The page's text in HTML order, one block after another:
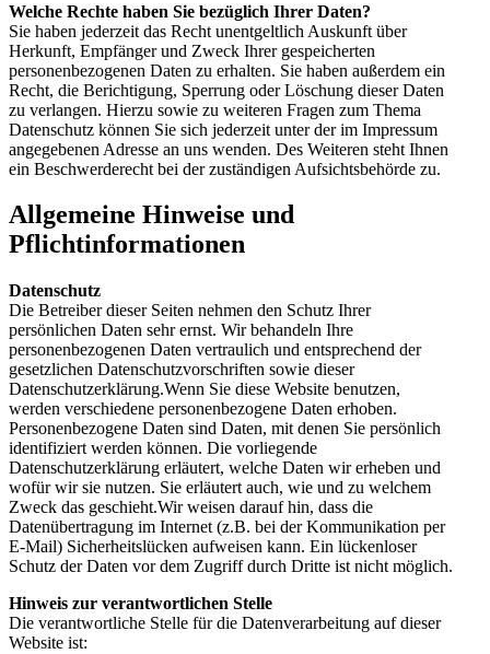
Welche Rechte haben Sie bezüglich Ihrer Daten?
Sie haben jederzeit das Recht unentgeltlich Auskunft über
Herkunft, Empfänger und Zweck Ihrer gespeicherten
personenbezogenen Daten zu erhalten. Sie haben außerdem ein
Recht, die Berichtigung, Sperrung oder Löschung dieser Daten
zu verlangen. Hierzu sowie zu weiteren Fragen zum Thema
Datenschutz können Sie sich jederzeit unter der im Impressum
angegebenen Adresse an uns wenden. Des Weiteren steht Ihnen
ein Beschwerderecht bei der zuständigen Aufsichtsbehörde zu.
Allgemeine Hinweise und
Pflichtinformationen
Datenschutz
Die Betreiber dieser Seiten nehmen den Schutz Ihrer
persönlichen Daten sehr ernst. Wir behandeln Ihre
personenbezogenen Daten vertraulich und entsprechend der
gesetzlichen Datenschutzvorschriften sowie dieser
Datenschutzerklärung.Wenn Sie diese Website benutzen,
werden verschiedene personenbezogene Daten erhoben.
Personenbezogene Daten sind Daten, mit denen Sie persönlich
identifiziert werden können. Die vorliegende
Datenschutzerklärung erläutert, welche Daten wir erheben und
wofür wir sie nutzen. Sie erläutert auch, wie und zu welchem
Zweck das geschieht.Wir weisen darauf hin, dass die
Datenübertragung im Internet (z.B. bei der Kommunikation per
E-Mail) Sicherheitslücken aufweisen kann. Ein lückenloser
Schutz der Daten vor dem Zugriff durch Dritte ist nicht möglich.
Hinweis zur verantwortlichen Stelle
Die verantwortliche Stelle für die Datenverarbeitung auf dieser
Website ist: